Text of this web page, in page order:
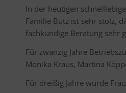
In der heutigen
Familie Butz ist sehr stolz,
fachkundige Beratung sehr
Für zwanzig Jahre
Monika Kraus, Martina
Für dreißig Jahre wurde